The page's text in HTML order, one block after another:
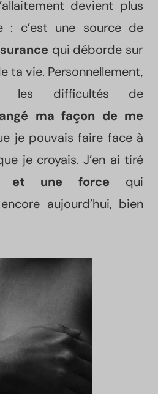
devient plus
: c’est une source de
qui déborde sur
ta vie. Personnellement,
les difficultés de
ma façon de me
je pouvais faire face à
je croyais. J’en ai tiré
et une force qui
aujourd’hui, bien